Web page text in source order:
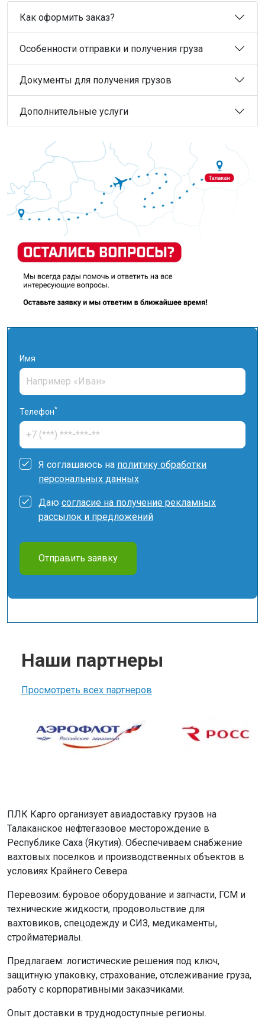
Как оформить заказ?
Особенности отправки и получения груза
Документы для получения грузов
Дополнительные услуги
Имя
Телефон*
Я соглашаюсь на политику обработки
персональных данных
Даю согласие на получение рекламных
рассылок и предложений
Отправить заявку
Наши партнеры
Просмотреть всех партнеров
ПЛК Карго организует авиадоставку грузов на
Талаканское нефтегазовое месторождение в
Республике Саха (Якутия). Обеспечиваем снабжение
вахтовых поселков и производственных объектов в
условиях Крайнего Севера.
Перевозим: буровое оборудование и запчасти, ГСМ и
технические жидкости, продовольствие для
вахтовиков, спецодежду и СИЗ, медикаменты,
стройматериалы.
Предлагаем: логистические решения под ключ,
защитную упаковку, страхование, отслеживание груза,
работу с корпоративными заказчиками.
Опыт доставки в труднодоступные регионы.